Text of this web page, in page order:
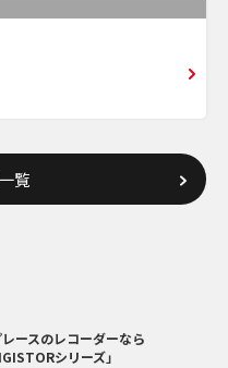
覧
レースのレコーダーなら
シリーズ」